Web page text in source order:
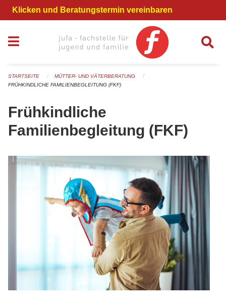
Navigation überspringen
Klicken und Beratungstermin vereinbaren
STARTSEITE
MÜTTER- UND VÄTERBERATUNG
FRÜHKINDLICHE FAMILIENBEGLEITUNG (FKF)
Frühkindliche
Familienbegleitung (FKF)